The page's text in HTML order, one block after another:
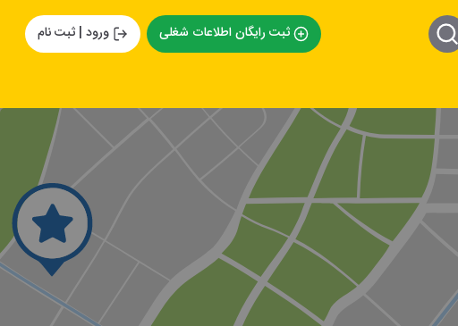
ثبت رایگان اطلاعات شغلی ورود | ثبت نام